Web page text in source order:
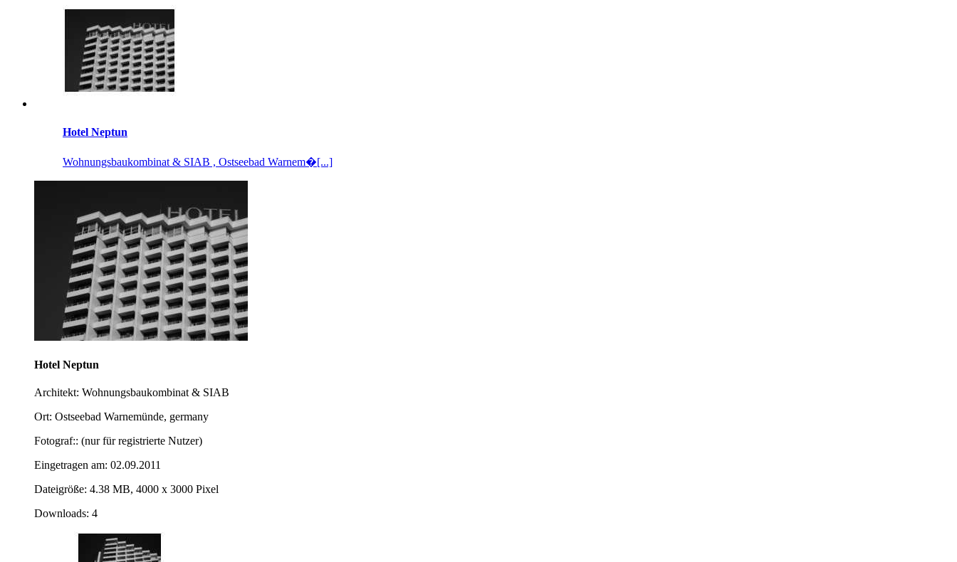
Hotel Neptun
Wohnungsbaukombinat & SIAB , Ostseebad Warnem�[...]
Hotel Neptun
Architekt: Wohnungsbaukombinat & SIAB
Ort: Ostseebad Warnemünde, germany
Fotograf:: (nur für registrierte Nutzer)
Eingetragen am: 02.09.2011
Dateigröße: 4.38 MB, 4000 x 3000 Pixel
Downloads: 4